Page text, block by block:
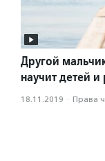
Другой
научит детей
18.11.2019 · Права